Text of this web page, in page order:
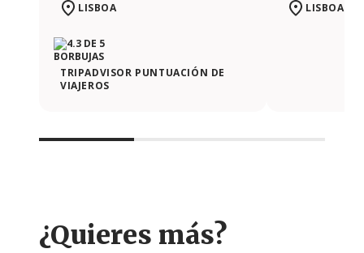
LISBOA
TRIPADVISOR PUNTUACIÓN DE
VIAJEROS
LISBOA
¿Quieres más?